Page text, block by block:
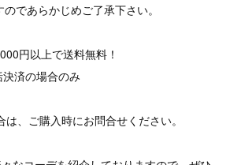
であらかじめご了承下さい。
円以上で送料無料！
済の場合のみ
、ご購入時にお問合せください。